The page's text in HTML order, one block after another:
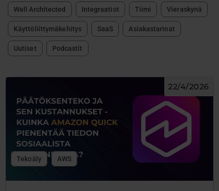
Well Architected Integraatiot Tiimi Vieraskynä
Käyttöliittymäkehitys SaaS Asiakastarinat
Uutiset Podcastit
Tekoäly AWS
22/4/2026